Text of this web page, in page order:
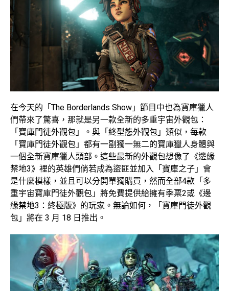
在今天的「The Borderlands Show」節目中也為寶庫獵人
們帶來了驚喜，那就是另一款全新的多重宇宙外觀包：
「寶庫門徒外觀包」。與「終型態外觀包」類似，每款
「寶庫門徒外觀包」都有一副獨一無二的寶庫獵人身體與
一個全新寶庫獵人頭部。這些最新的外觀包想像了《邊緣
禁地3》裡的英雄們倘若成為盜匪並加入「寶庫之子」會
是什麼模樣，並且可以分開單獨購買，然而全部4款「多
重宇宙寶庫門徒外觀包」將免費提供給擁有季票2或《邊
緣禁地3：終極版》的玩家。無論如何，「寶庫門徒外觀
包」將在 3 月 18 日推出。